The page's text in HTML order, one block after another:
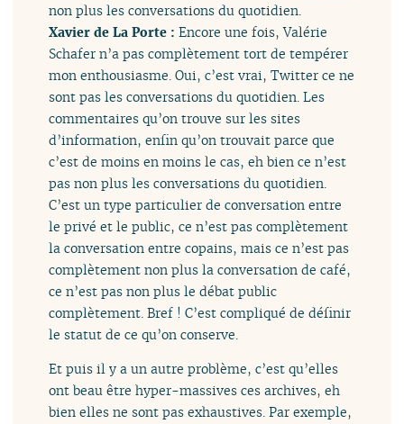
non plus les conversations du quotidien.
Xavier de La Porte :Encore une fois, Valérie
Schafer n’a pas complètement tort de tempérer
mon enthousiasme. Oui, c’est vrai, Twitter ce ne
sont pas les conversations du quotidien. Les
commentaires qu’on trouve sur les sites
d’information, enfin qu’on trouvait parce que
c’est de moins en moins le cas, eh bien ce n’est
pas non plus les conversations du quotidien.
C’est un type particulier de conversation entre
le privé et le public, ce n’est pas complètement
la conversation entre copains, mais ce n’est pas
complètement non plus la conversation de café,
ce n’est pas non plus le débat public
complètement. Bref ! C’est compliqué de définir
le statut de ce qu’on conserve.
Et puis il y a un autre problème, c’est qu’elles
ont beau être hyper-massives ces archives, eh
bien elles ne sont pas exhaustives. Par exemple,